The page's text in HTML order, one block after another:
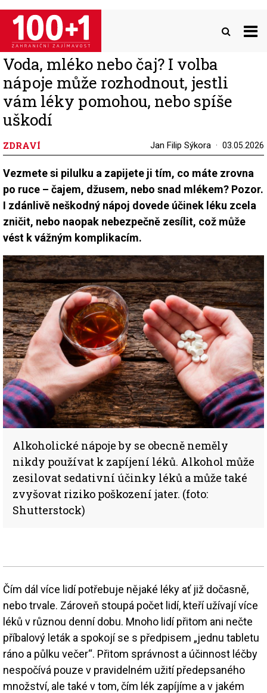
Přejít
hlavnímu
obsahu
Voda, mléko nebo čaj? I volba
nápoje může rozhodnout, jestli
vám léky pomohou, nebo spíše
uškodí
ZDRAVÍ Jan Filip Sýkora 03.05.2026
Vezmete si pilulku a zapijete ji tím, co máte zrovna
po ruce – čajem, džusem, nebo snad mlékem? Pozor.
I zdánlivě neškodný nápoj dovede účinek léku zcela
zničit, nebo naopak nebezpečně zesílit, což může
vést k vážným komplikacím.
Alkoholické nápoje by se obecně neměly
nikdy používat k zapíjení léků. Alkohol může
zesilovat sedativní účinky léků a může také
zvyšovat riziko poškození jater. (foto:
Shutterstock)
Čím dál více lidí potřebuje nějaké léky ať již dočasně,
nebo trvale. Zároveň stoupá počet lidí, kteří užívají více
léků v různou denní dobu. Mnoho lidí přitom ani nečte
příbalový leták a spokojí se s předpisem „jednu tabletu
ráno a půlku večer“. Přitom správnost a účinnost léčby
nespočívá pouze v pravidelném užití předepsaného
množství, ale také v tom, čím lék zapíjíme a v jakém